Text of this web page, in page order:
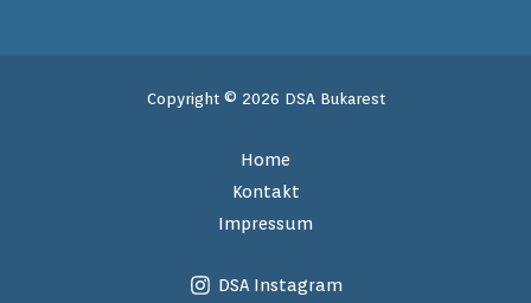
Copyright © 2026 DSA Bukarest
Home
Kontakt
Impressum
DSA Instagram